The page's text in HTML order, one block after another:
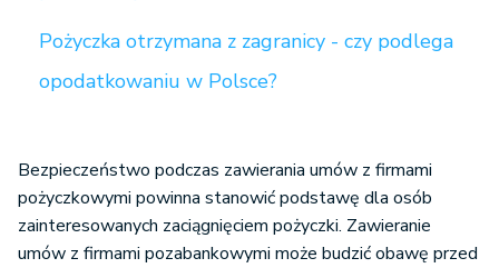
Pożyczka otrzymana z zagranicy - czy podlega
opodatkowaniu w Polsce?
Bezpieczeństwo podczas zawierania umów z firmami
pożyczkowymi powinna stanowić podstawę dla osób
zainteresowanych zaciągnięciem pożyczki. Zawieranie
umów z firmami pozabankowymi może budzić obawę przed